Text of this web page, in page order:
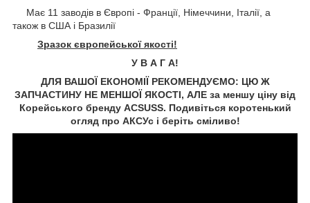
Має 11 заводів в Європі - Франції, Німеччини, Італії, а
також в США і Бразилії
Зразок європейської якості!
У В А Г А!
ДЛЯ ВАШОЇ ЕКОНОМІЇ РЕКОМЕНДУЄМО: ЦЮ Ж
ЗАПЧАСТИНУ НЕ МЕНШОЇ ЯКОСТІ, АЛЕ за меншу ціну від
Корейського бренду ACSUSS. Подивіться коротенький
огляд про АКСУс і беріть сміливо!